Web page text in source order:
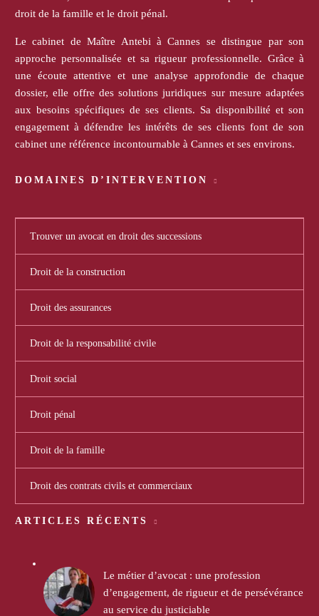
droit de la famille et le droit pénal.
Le cabinet de Maître Antebi à Cannes se distingue par son
approche personnalisée et sa rigueur professionnelle. Grâce à
une écoute attentive et une analyse approfondie de chaque
dossier, elle offre des solutions juridiques sur mesure adaptées
aux besoins spécifiques de ses clients. Sa disponibilité et son
engagement à défendre les intérêts de ses clients font de son
cabinet une référence incontournable à Cannes et ses environs.
DOMAINES D’INTERVENTION
Trouver un avocat en droit des successions
Droit de la construction
Droit des assurances
Droit de la responsabilité civile
Droit social
Droit pénal
Droit de la famille
Droit des contrats civils et commerciaux
ARTICLES RÉCENTS
Le métier d’avocat : une profession
d’engagement, de rigueur et de persévérance
au service du justiciable